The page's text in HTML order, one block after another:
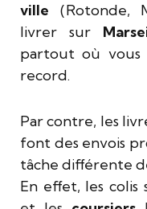
ville (Rotonde,
livrer sur
partout où vous
record.
Par contre, les
font des envois
tâche différente
En effet, les colis